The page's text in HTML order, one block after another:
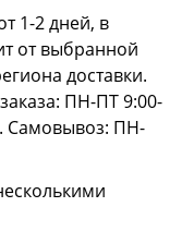
1-2 дней, в
от выбранной
доставки.
ПН-ПТ 9:00-
Самовывоз: ПН-